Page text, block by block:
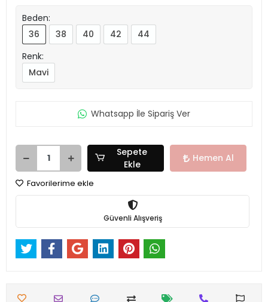
Beden:
36
38 40 42
44
Renk:
Mavi
Whatsapp İle Sipariş Ver
Sepete
Ekle
Hemen Al
Favorilerime ekle
Güvenli Alışveriş